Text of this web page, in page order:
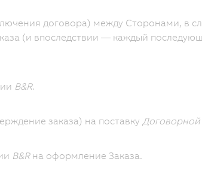
договора) между Сторонами, в
(и впоследствии — каждый
B&R.
заказа) на поставку Договорной
B&Rна оформление Заказа.